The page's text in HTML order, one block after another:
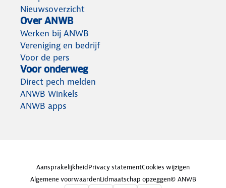
Nieuwsoverzicht
Over ANWB
Werken bij ANWB
Vereniging en bedrijf
Voor de pers
Voor onderweg
Direct pech melden
ANWB Winkels
ANWB apps
AansprakelijkheidPrivacy statementCookies wijzigen
Algemene voorwaardenLidmaatschap opzeggen© ANWB